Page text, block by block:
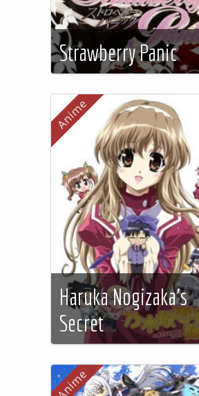
Strawberry Panic
Haruka Nogizaka's
Secret